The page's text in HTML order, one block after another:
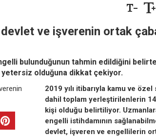
ve işverenin ortak
bulunduğunun tahmin edildiğini
yetersiz olduğuna dikkat çekiyor.
2019 yılı itibarıyla kamu ve
dahil toplam yerleştirilenlerin
kişi olduğu belirtiliyor.
engelli istihdamının
devlet, işveren ve engellilerin